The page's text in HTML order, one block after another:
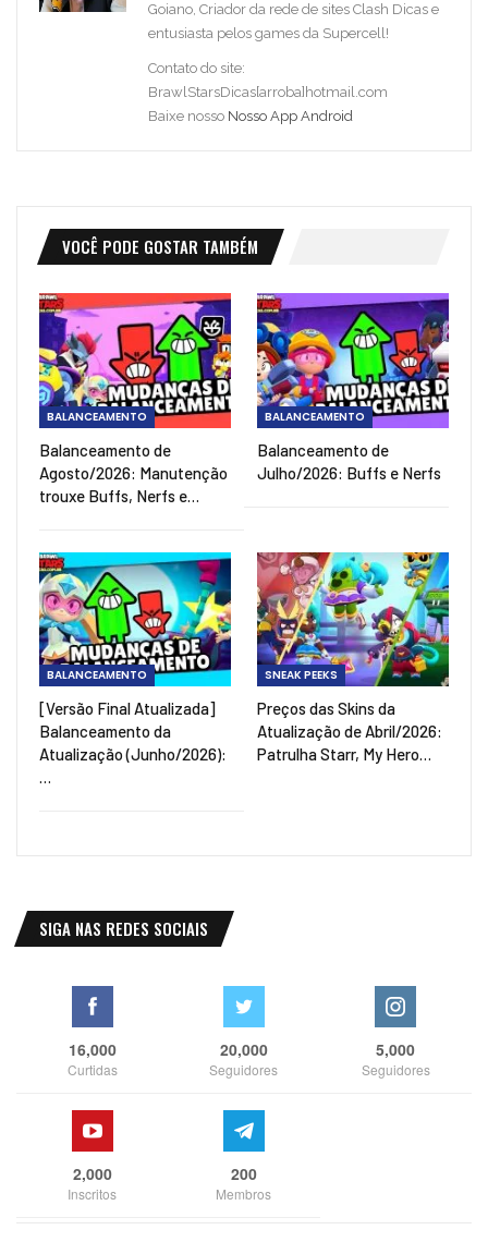
Goiano, Criador da rede de sites Clash Dicas e
entusiasta pelos games da Supercell!
Contato do site:
BrawlStarsDicas[arroba]hotmail.com
Baixe nosso Nosso App Android
VOCÊ PODE GOSTAR TAMBÉM
BALANCEAMENTO
Balanceamento de
Agosto/2026: Manutenção
trouxe Buffs, Nerfs e…
BALANCEAMENTO
Balanceamento de
Julho/2026: Buffs e Nerfs
BALANCEAMENTO
[Versão Final Atualizada]
Balanceamento da
Atualização (Junho/2026):
…
SNEAK PEEKS
Preços das Skins da
Atualização de Abril/2026:
Patrulha Starr, My Hero…
SIGA NAS REDES SOCIAIS
16,000
Curtidas
20,000
Seguidores
5,000
Seguidores
2,000
Inscritos
200
Membros